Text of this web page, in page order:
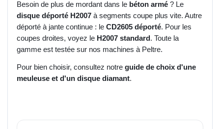
Besoin de plus de mordant dans le béton armé ? Le
disque déporté H2007 à segments coupe plus vite. Autre
déporté à jante continue : le CD2605 déporté. Pour les
coupes droites, voyez le H2007 standard. Toute la
gamme est testée sur nos machines à Peltre.
Pour bien choisir, consultez notre guide de choix d'une
meuleuse et d'un disque diamant.